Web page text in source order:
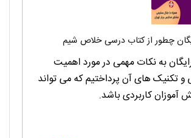
چطور از کتاب درسی خلاص شیم
رایگان به نکات مهمی در مورد اهمیت
تکنیک های آن پرداختیم که می تواند
آموزان کاربردی باشد.